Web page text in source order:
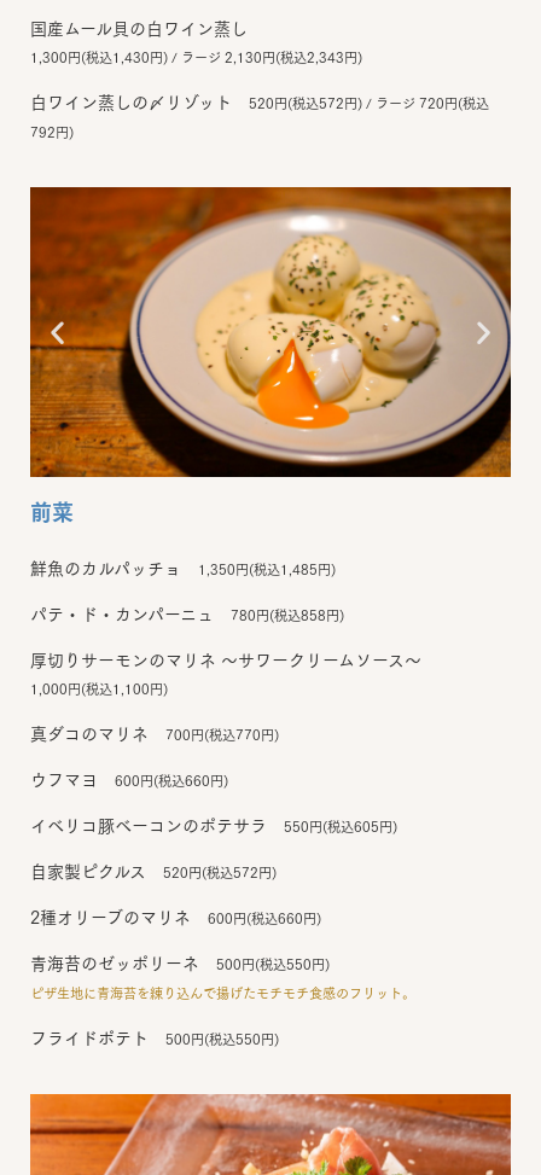
国産ムール貝の白ワイン蒸し
1,300円(税込1,430円) / ラージ 2,130円(税込2,343円)
白ワイン蒸しの〆リゾット
520円(税込572円) / ラージ 720円(税込
792円)
前菜
鮮魚のカルパッチョ 1,350円(税込1,485円)
パテ・ド・カンパーニュ 780円(税込858円)
厚切りサーモンのマリネ ～サワークリームソース～
1,000円(税込1,100円)
真ダコのマリネ 700円(税込770円)
ウフマヨ 600円(税込660円)
イベリコ豚ベーコンのポテサラ 550円(税込605円)
自家製ピクルス 520円(税込572円)
2種オリーブのマリネ 600円(税込660円)
青海苔のゼッポリーネ
500円(税込550円)
ピザ生地に青海苔を練り込んで揚げたモチモチ食感のフリット。
フライドポテト 500円(税込550円)